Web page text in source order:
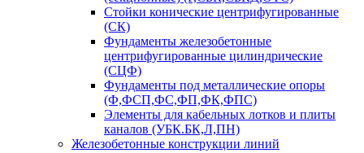
Стойки конические центрифугированные
(СК)
Фундаменты железобетонные
центрифугированные цилиндрические
(СЦФ)
Фундаменты под металлические опоры
(Ф,ФСП,ФС,ФП,ФК,ФПС)
Элементы для кабельных лотков и плиты
каналов (УБК.БК,Л,ПН)
Железобетонные конструкции линий